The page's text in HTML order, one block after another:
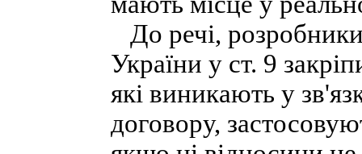
До речі,
України у ст. 9
які виникають у
договору,